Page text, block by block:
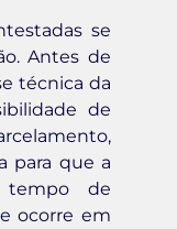
se
Antes de
técnica da
de
para que a
tempo de
ocorre em